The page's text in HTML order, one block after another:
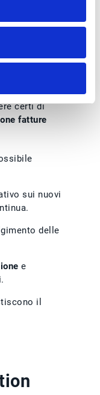
sintetizza i
certi di
fatture
sui nuovi
delle
e
il